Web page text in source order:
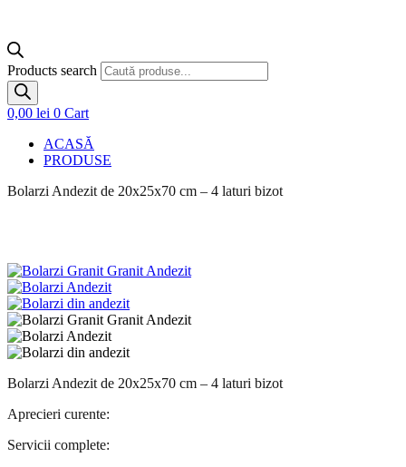
Products search
0,00 lei 0 Cart
ACASĂ
PRODUSE
Bolarzi Andezit de 20x25x70 cm – 4 laturi bizot
Bolarzi Andezit de 20x25x70 cm – 4 laturi bizot
Aprecieri curente:
Servicii complete: